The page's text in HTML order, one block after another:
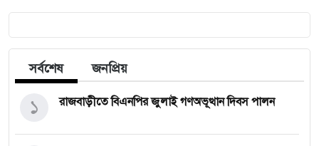
সর্বশেষ জনপ্রিয়
রাজবাড়ীতে বিএন‌পির জুলাই গণঅভূত্থান দিবস পালন
১